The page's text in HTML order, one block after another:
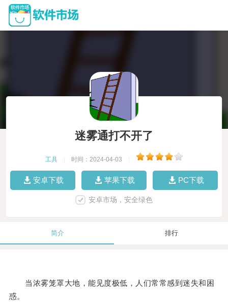
迷雾通打不开了
工具 时间：2024-04-03
安卓下载 苹果下载 PC下载
安卓市场，安全绿色
简介 排行
当浓雾笼罩大地，能见度极低，人们常常感到迷失和困
惑。